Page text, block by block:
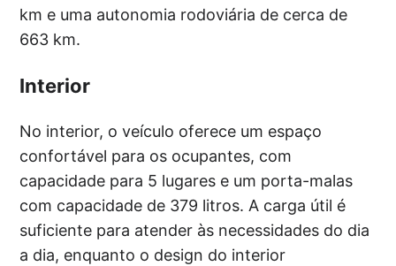
km e uma autonomia rodoviária de cerca de
663 km.
Interior
No interior, o veículo oferece um espaço
confortável para os ocupantes, com
capacidade para 5 lugares e um porta-malas
com capacidade de 379 litros. A carga útil é
suficiente para atender às necessidades do dia
a dia, enquanto o design do interior